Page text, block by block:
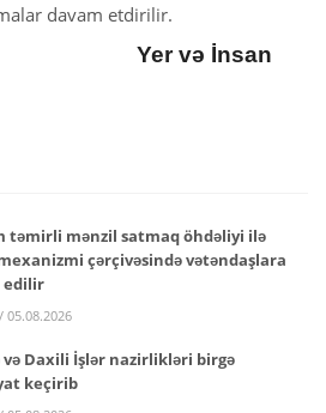
davam etdirilir.
Yer və İnsan
təmirli mənzil satmaq öhdəliyi ilə
çərçivəsində vətəndaşlara
edilir
05.08.2026
Daxili İşlər nazirlikləri birgə
keçirib